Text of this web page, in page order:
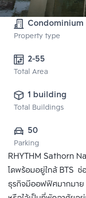
Condominium
Property type
Total Area
1 building
Total Buildings
50
Parking
RHYTHM Sathorn
โดพร้อมอยู่ใกล้ BTS ช่
ธุรกิจมีออฟฟิศมากมาย